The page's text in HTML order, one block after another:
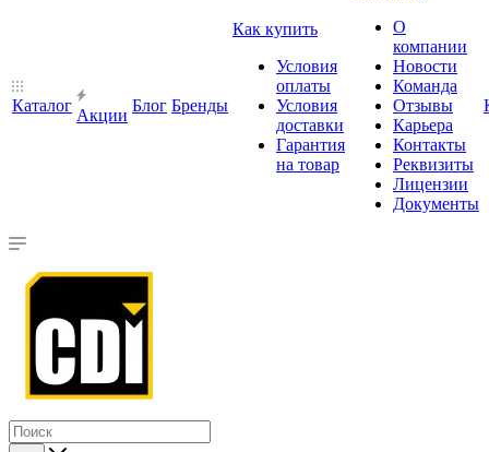
Каталог
Акции
Блог Бренды
Как купить
Условия
оплаты
Условия
доставки
Гарантия
на товар
О
компании
Новости
Команда
Отзывы
Карьера
Контакты
Реквизиты
Лицензии
Документы